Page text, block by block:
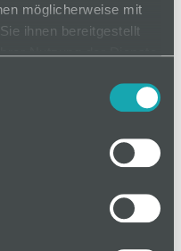
möglicherweise mit
ihnen bereitgestellt
Nutzung der Dienste